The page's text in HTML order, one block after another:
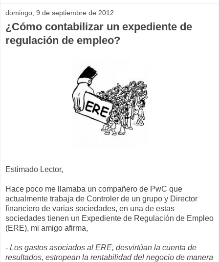
domingo, 9 de septiembre de 2012
¿Cómo contabilizar un expediente de
regulación de empleo?
Estimado Lector,
Hace poco me llamaba un compañero de PwC que
actualmente trabaja de Controler de un grupo y Director
financiero de varias sociedades, en una de estas
sociedades tienen un Expediente de Regulación de Empleo
(ERE), mi amigo afirma,
- Los gastos asociados al ERE, desvirtúan la cuenta de
resultados, estropean la rentabilidad del negocio de manera